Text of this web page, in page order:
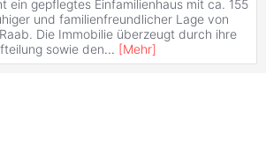
ein gepflegtes Einfamilienhaus mit ca. 155
und familienfreundlicher Lage von
Die Immobilie überzeugt durch ihre
sowie den... [Mehr]